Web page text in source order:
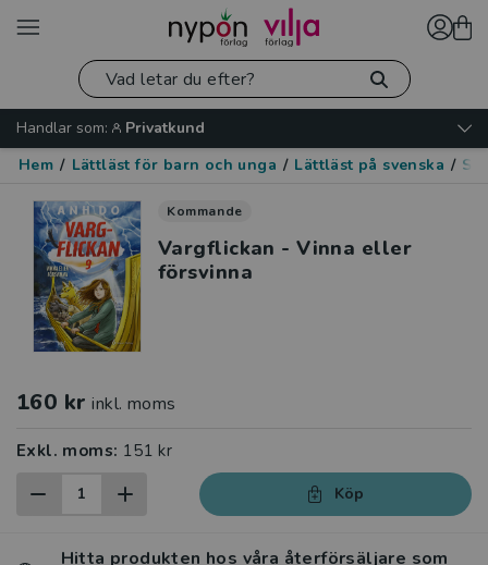
Handlar som:
Privatkund
Hem / Lättläst för barn och unga / Lättläst på svenska /
Kommande
Vargflickan - Vinna eller
försvinna
160 kr inkl. moms
Exkl. moms: 151 kr
Köp
Hitta produkten hos våra återförsäljare som